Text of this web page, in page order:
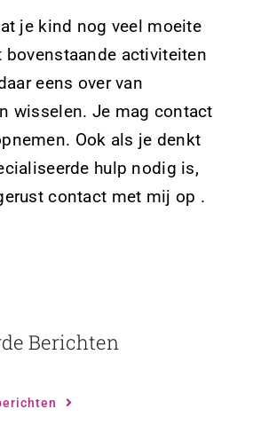
je kind nog veel moeite
bovenstaande activiteiten
eens over van
wisselen. Je mag contact
Ook als je denkt
hulp nodig is,
contact met mij op .
Berichten